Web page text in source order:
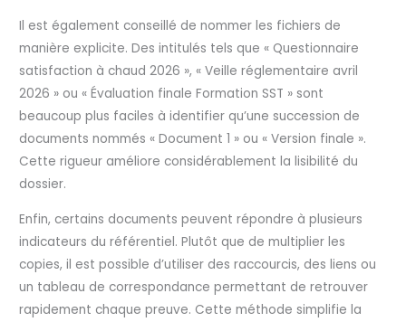
Il est également conseillé de nommer les fichiers de
manière explicite. Des intitulés tels que « Questionnaire
satisfaction à chaud 2026 », « Veille réglementaire avril
2026 » ou « Évaluation finale Formation SST » sont
beaucoup plus faciles à identifier qu’une succession de
documents nommés « Document 1 » ou « Version finale ».
Cette rigueur améliore considérablement la lisibilité du
dossier.
Enfin, certains documents peuvent répondre à plusieurs
indicateurs du référentiel. Plutôt que de multiplier les
copies, il est possible d’utiliser des raccourcis, des liens ou
un tableau de correspondance permettant de retrouver
rapidement chaque preuve. Cette méthode simplifie la